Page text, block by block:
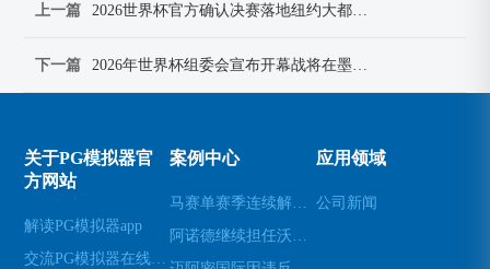
上一篇
下一篇
关于PG模拟器官
方网站
解读PG模拟器app
案例中心 应用领域
公司新闻